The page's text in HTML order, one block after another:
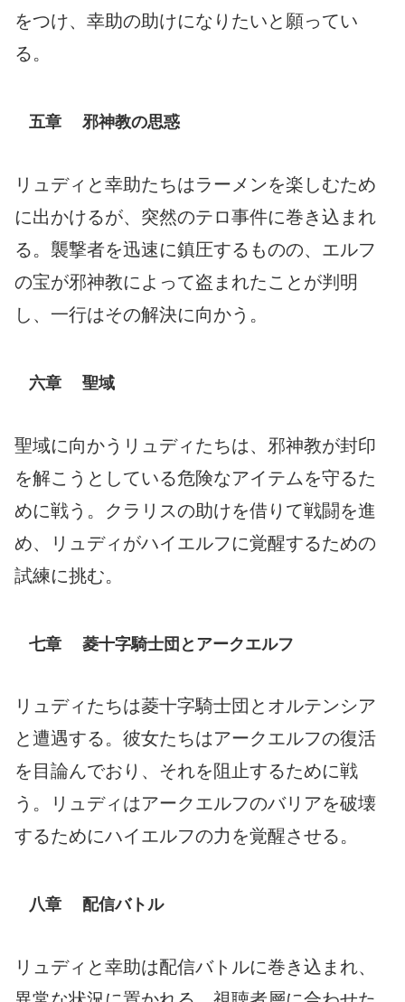
をつけ、幸助の助けになりたいと願ってい
る。
五章 邪神教の思惑
リュディと幸助たちはラーメンを楽しむため
に出かけるが、突然のテロ事件に巻き込まれ
る。襲撃者を迅速に鎮圧するものの、エルフ
の宝が邪神教によって盗まれたことが判明
し、一行はその解決に向かう。
六章 聖域
聖域に向かうリュディたちは、邪神教が封印
を解こうとしている危険なアイテムを守るた
めに戦う。クラリスの助けを借りて戦闘を進
め、リュディがハイエルフに覚醒するための
試練に挑む。
七章 菱十字騎士団とアークエルフ
リュディたちは菱十字騎士団とオルテンシア
と遭遇する。彼女たちはアークエルフの復活
を目論んでおり、それを阻止するために戦
う。リュディはアークエルフのバリアを破壊
するためにハイエルフの力を覚醒させる。
八章 配信バトル
リュディと幸助は配信バトルに巻き込まれ、